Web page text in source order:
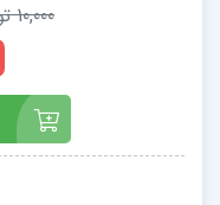
10,000 تومان